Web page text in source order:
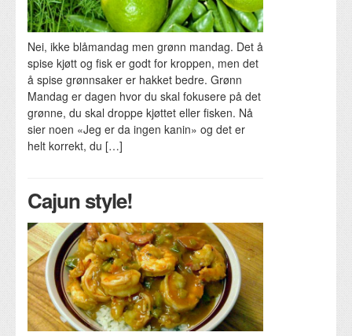
Nei, ikke blåmandag men grønn mandag. Det å
spise kjøtt og fisk er godt for kroppen, men det
å spise grønnsaker er hakket bedre. Grønn
Mandag er dagen hvor du skal fokusere på det
grønne, du skal droppe kjøttet eller fisken. Nå
sier noen «Jeg er da ingen kanin» og det er
helt korrekt, du […]
Cajun style!